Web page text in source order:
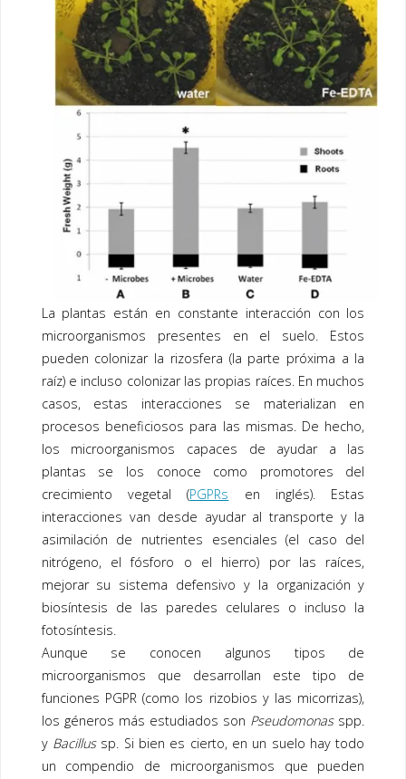
La plantas están en constante interacción con los
microorganismos presentes en el suelo. Estos
pueden colonizar la rizosfera (la parte próxima a la
raíz) e incluso colonizar las propias raíces. En muchos
casos, estas interacciones se materializan en
procesos beneficiosos para las mismas. De hecho,
los microorganismos capaces de ayudar a las
plantas se los conoce como promotores del
crecimiento vegetal (PGPRs en inglés). Estas
interacciones van desde ayudar al transporte y la
asimilación de nutrientes esenciales (el caso del
nitrógeno, el fósforo o el hierro) por las raíces,
mejorar su sistema defensivo y la organización y
biosíntesis de las paredes celulares o incluso la
fotosíntesis.
Aunque se conocen algunos tipos de
microorganismos que desarrollan este tipo de
funciones PGPR (como los rizobios y las micorrizas),
los géneros más estudiados son Pseudomonasspp.
y Bacillussp. Si bien es cierto, en un suelo hay todo
un compendio de microorganismos que pueden